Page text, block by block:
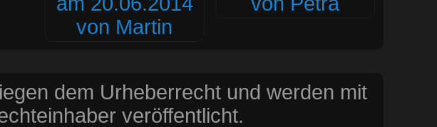
dem Urheberrecht und werden mit
veröffentlicht.